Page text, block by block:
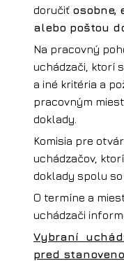
doručiť osobne,
alebo poštou
Na pracovný
uchádzači, ktorí
a iné kritéria a
pracovným
doklady.
Komisia pre
uchádzačov,
doklady spolu
O termíne a
uchádzači
Vybraní
pred